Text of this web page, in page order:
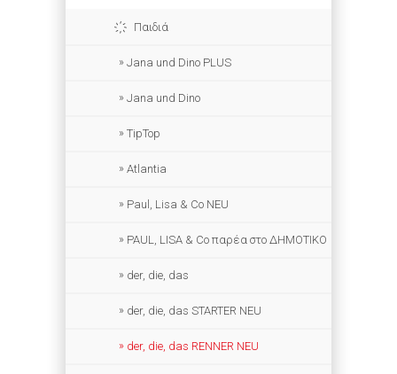
Παιδιά
Jana und Dino PLUS
Jana und Dino
TipTop
Atlantia
Paul, Lisa & Co NEU
PAUL, LISA & Co παρέα στο ΔΗΜΟΤΙΚΟ
der, die, das
der, die, das STARTER NEU
der, die, das RENNER NEU